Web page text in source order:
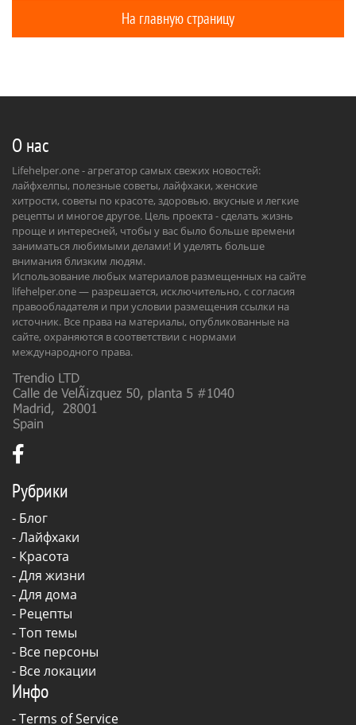
На главную страницу
О нас
Lifehelper.one - агрегатор самых свежих новостей:
лайфхелпы, полезные советы, лайфхаки, женские
хитрости, советы по красоте, здоровью. вкусные и легкие
рецепты и многое другое. Цель проекта - сделать жизнь
проще и интересней, чтобы у вас было больше времени
заниматься любимыми делами! И уделять больше
внимания близким людям.
Использование любых материалов размещенных на сайте
lifehelper.one — разрешается, исключительно, с согласия
правообладателя и при условии размещения ссылки на
источник. Все права на материалы, опубликованные на
сайте, охраняются в соответствии с нормами
международного права.
Рубрики
- Блог
-Лайфхаки
- Красота
-Для жизни
-Для дома
- Рецепты
- Топ темы
- Все персоны
- Все локации
Инфо
-Terms of Service